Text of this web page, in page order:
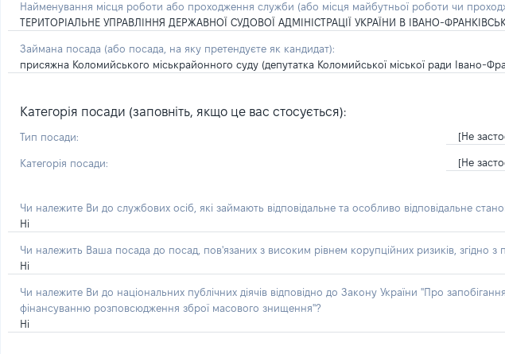
Найменування місця роботи або проходження служби (або місця майбутньої роботи чи
ТЕРИТОРІАЛЬНЕ УПРАВЛІННЯ ДЕРЖАВНОЇ СУДОВОЇ АДМІНІСТРАЦІЇ УКРАЇНИ В ІВАНО-
Займана посада (або посада, на яку претендуєте як кандидат):
присяжна Коломийського міськрайонного суду (депутатка Коломийської міської ради Івано-
Категорія посади (заповніть, якщо це вас стосується):
Тип посади: [Не
Категорія посади: [Не
Чи належите Ви до службових осіб, які займають відповідальне та особливо відповідальне
Ні
Чи належить Ваша посада до посад, пов'язаних з високим рівнем корупційних ризиків, згідно
Ні
Чи належите Ви до національних публічних діячів відповідно до Закону України "Про
фінансуванню розповсюдження зброї масового знищення"?
Ні